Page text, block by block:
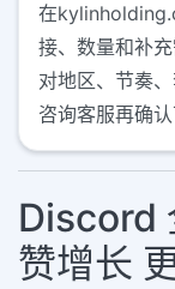
在
接、数量和补
对地区、节奏
咨询客服再确认
Discord
赞增长